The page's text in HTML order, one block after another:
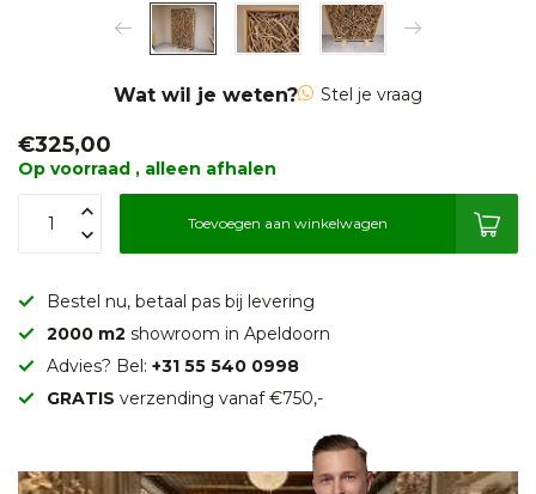
Wat wil je weten? Stel je vraag
€325,00
Op voorraad , alleen afhalen
Toevoegen aan winkelwagen
Bestel nu, betaal pas bij levering
2000 m2 showroom in Apeldoorn
Advies? Bel: +31 55 540 0998
GRATIS verzending vanaf €750,-